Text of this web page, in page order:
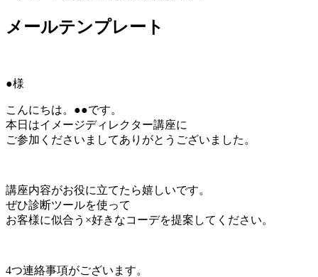
メールテンプレート
●様
こんにちは。●●です。
本日はイメージディレクター講座に
ご参加くださいましてありがとうございました。
講座内容がお役に立てたら嬉しいです。
ぜひ診断ツールを使って
お客様に似合う×好きなコーデを提案してください。
4つ連絡事項がございます。